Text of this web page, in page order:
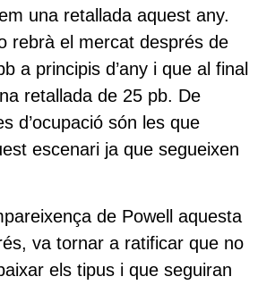
una retallada aquest any.
rebrà el mercat després de
a principis d’any i que al final
retallada de 25 pb. De
d’ocupació són les que
escenari ja que segueixen
de Powell aquesta
va tornar a ratificar que no
els tipus i que seguiran